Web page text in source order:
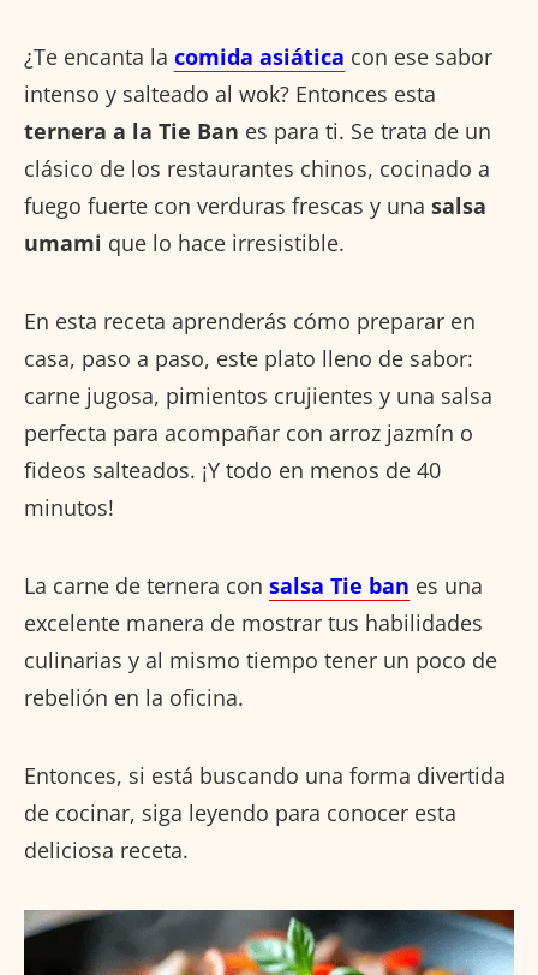
¿Te encanta la comida asiática con ese sabor
intenso y salteado al wok? Entonces esta
ternera a la Tie Ban es para ti. Se trata de un
clásico de los restaurantes chinos, cocinado a
fuego fuerte con verduras frescas y una salsa
umami que lo hace irresistible.
En esta receta aprenderás cómo preparar en
casa, paso a paso, este plato lleno de sabor:
carne jugosa, pimientos crujientes y una salsa
perfecta para acompañar con arroz jazmín o
fideos salteados. ¡Y todo en menos de 40
minutos!
La carne de ternera con salsa Tie ban es una
excelente manera de mostrar tus habilidades
culinarias y al mismo tiempo tener un poco de
rebelión en la oficina.
Entonces, si está buscando una forma divertida
de cocinar, siga leyendo para conocer esta
deliciosa receta.